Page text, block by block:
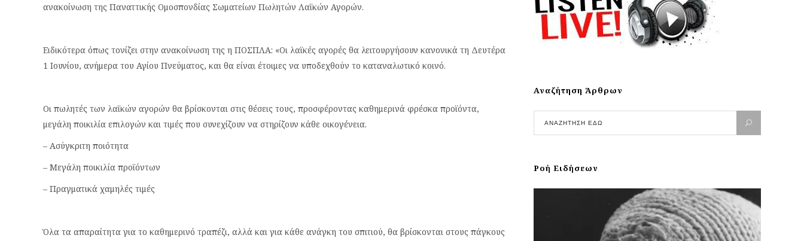
ανακοίνωση της Παναττικής Ομοσπονδίας Σωματείων Πωλητών Λαϊκών Αγορών.
Ειδικότερα όπως τονίζει στην ανακοίνωση της η ΠΟΣΠΛΑ: «Οι λαϊκές αγορές θα λειτουργήσουν κανονικά τη Δευτέρα
1 Ιουνίου, ανήμερα του Αγίου Πνεύματος, και θα είναι έτοιμες να υποδεχθούν το καταναλωτικό κοινό.
Οι πωλητές των λαϊκών αγορών θα βρίσκονται στις θέσεις τους, προσφέροντας καθημερινά φρέσκα προϊόντα,
μεγάλη ποικιλία επιλογών και τιμές που συνεχίζουν να στηρίζουν κάθε οικογένεια.
– Ασύγκριτη ποιότητα
– Μεγάλη ποικιλία προϊόντων
– Πραγματικά χαμηλές τιμές
Όλα τα απαραίτητα για το καθημερινό τραπέζι, αλλά και για κάθε ανάγκη του σπιτιού, θα βρίσκονται στους πάγκους
Αναζήτηση Άρθρων
Ροή Ειδήσεων